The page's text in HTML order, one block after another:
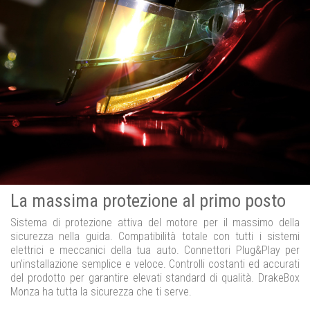
La massima protezione al primo posto
Sistema di protezione attiva del motore per il massimo della
sicurezza nella guida. Compatibilità totale con tutti i sistemi
elettrici e meccanici della tua auto. Connettori Plug&Play per
un’installazione semplice e veloce. Controlli costanti ed accurati
del prodotto per garantire elevati standard di qualità. DrakeBox
Monza ha tutta la sicurezza che ti serve.